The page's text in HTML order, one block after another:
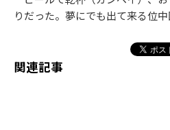
りだった。夢にでも出て来る位中
関連記事